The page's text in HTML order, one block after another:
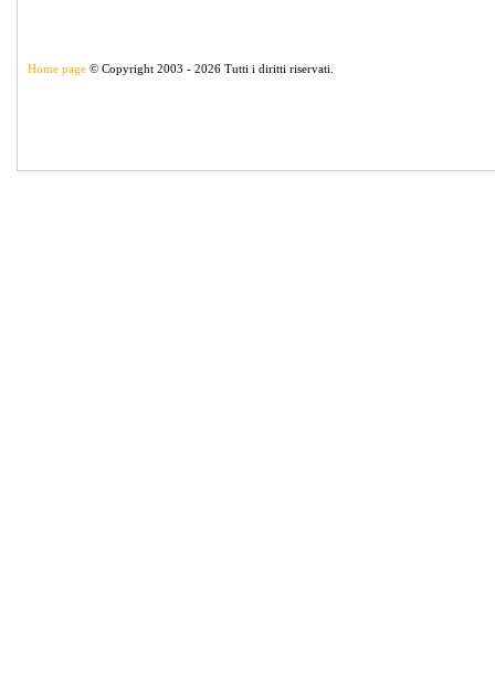
Home page © Copyright 2003 - 2026 Tutti i diritti riservati.